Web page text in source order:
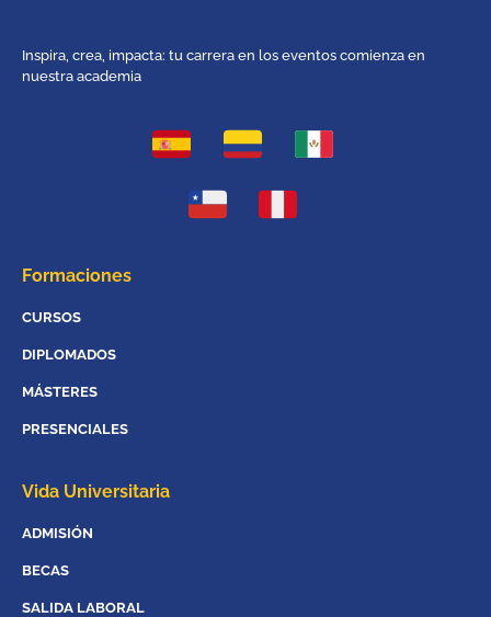
Inspira, crea, impacta: tu carrera en los eventos comienza en
nuestra academia
Formaciones
CURSOS
DIPLOMADOS
MÁSTERES
PRESENCIALES
Vida Universitaria
ADMISIÓN
BECAS
SALIDA LABORAL